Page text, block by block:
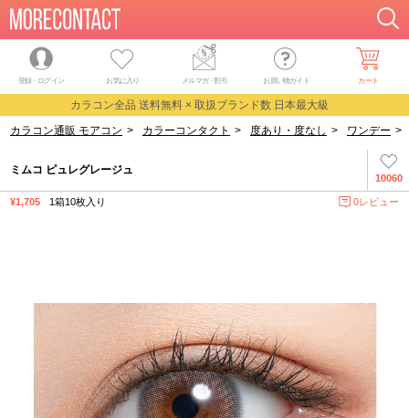
登録・ログイン お気に入り メルマガ・割引 お買い物ガイド カート
カラコン全品 送料無料 × 取扱ブランド数 日本最大級
カラコン通販 モアコン > カラーコンタクト > 度あり・度なし > ワンデー >
10060
ミムコ ピュレグレージュ
¥1,705 1箱10枚入り 0レビュー